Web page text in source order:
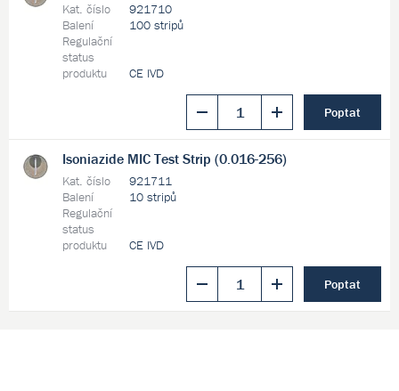
Kat. číslo
921710
Balení
100 stripů
Regulační
status
produktu
CE IVD
Poptat
Isoniazide MIC Test Strip (0.016-256)
Kat. číslo
921711
Balení
10 stripů
Regulační
status
produktu
CE IVD
Poptat